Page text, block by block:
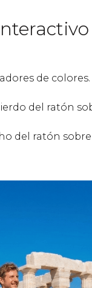
de colores.
del ratón
del ratón